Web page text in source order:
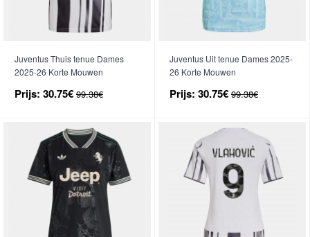
Juventus Thuis tenue Dames
2025-26 Korte Mouwen
Prijs: 30.75€ 99.38€
Juventus Uit tenue Dames 2025-
26 Korte Mouwen
Prijs: 30.75€ 99.38€